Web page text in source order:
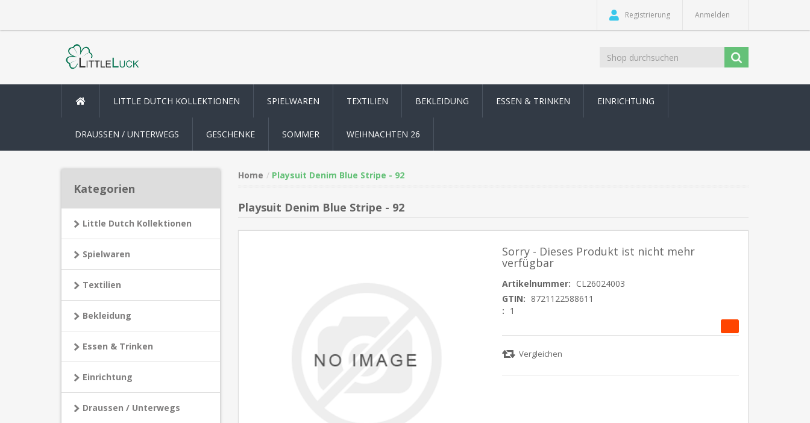
Registrierung Anmelden
LITTLE DUTCH KOLLEKTIONEN SPIELWAREN TEXTILIEN BEKLEIDUNG ESSEN & TRINKEN EINRICHTUNG
DRAUSSEN / UNTERWEGS GESCHENKE SOMMER WEIHNACHTEN 26
Kategorien
Little Dutch Kollektionen
Spielwaren
Textilien
Bekleidung
Essen & Trinken
Einrichtung
Draussen / Unterwegs
Home Playsuit Denim Blue Stripe - 92
Playsuit Denim Blue Stripe - 92
Sorry - Dieses Produkt ist nicht mehr
verfügbar
Artikelnummer: CL26024003
GTIN: 8721122588611
: 1